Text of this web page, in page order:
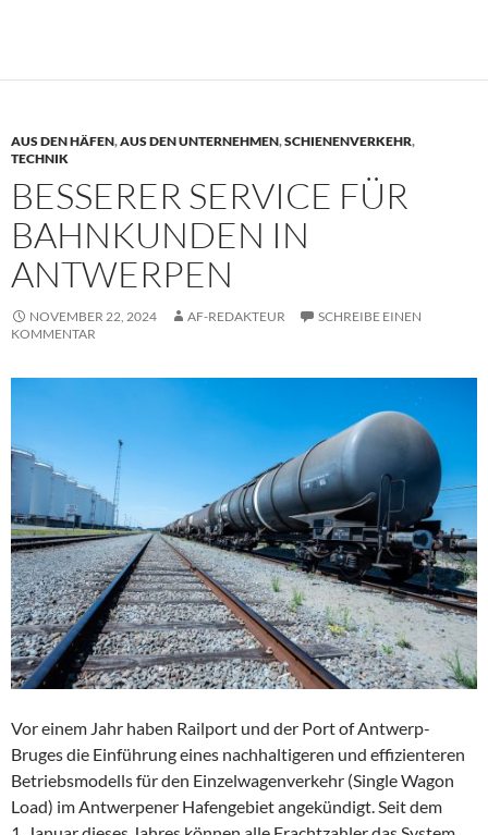
AUS DEN HÄFEN,AUS DEN UNTERNEHMEN,SCHIENENVERKEHR,
TECHNIK
BESSERER SERVICE FÜR
BAHNKUNDEN IN
ANTWERPEN
NOVEMBER 22, 2024 AF-REDAKTEUR
SCHREIBE EINEN
KOMMENTAR
Vor einem Jahr haben Railport und der Port of Antwerp-
Bruges die Einführung eines nachhaltigeren und effizienteren
Betriebsmodells für den Einzelwagenverkehr (Single Wagon
Load) im Antwerpener Hafengebiet angekündigt. Seit dem